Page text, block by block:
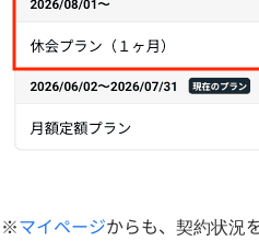
※マイページからも、契約状況